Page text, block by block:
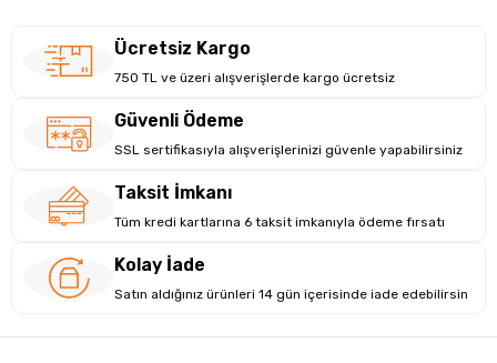
Ücretsiz Kargo
750 TL ve üzeri alışverişlerde kargo ücretsiz
Güvenli Ödeme
SSL sertifikasıyla alışverişlerinizi güvenle yapabilirsiniz
Taksit İmkanı
Tüm kredi kartlarına 6 taksit imkanıyla ödeme fırsatı
Kolay İade
Satın aldığınız ürünleri 14 gün içerisinde iade edebilirsin